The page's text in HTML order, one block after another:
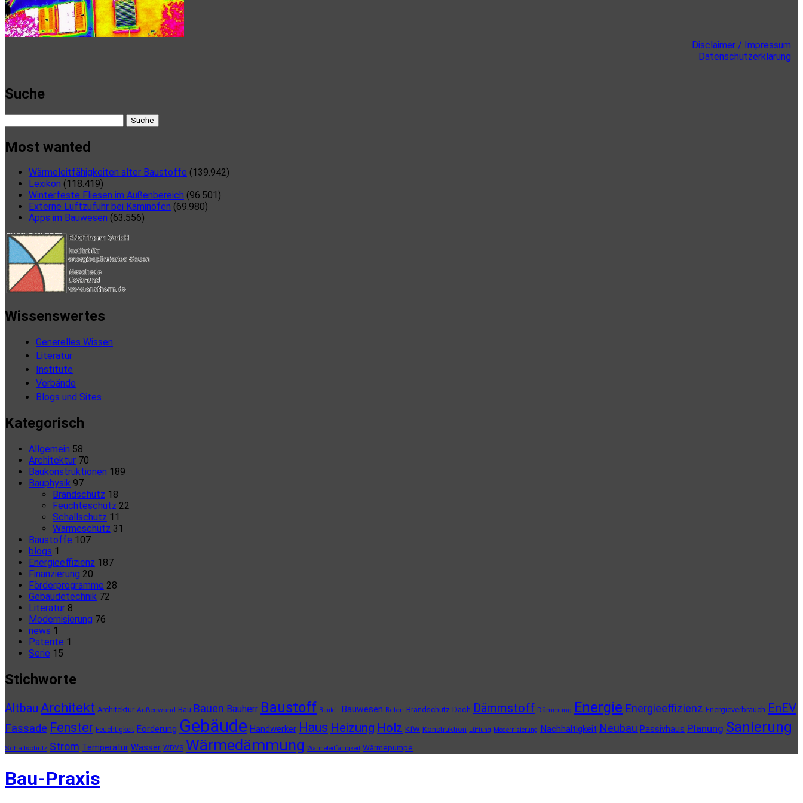
Disclaimer / Impressum
Datenschutzerklärung
Suche
nach:
Most wanted
Wärmeleitfähigkeiten alter Baustoffe (139.942)
Lexikon (118.419)
Winterfeste Fliesen im Außenbereich (96.501)
Externe Luftzufuhr bei Kaminöfen (69.980)
Apps im Bauwesen (63.556)
Wissenswertes
Generelles Wissen
Literatur
Institute
Verbände
Blogs und Sites
Kategorisch
Allgemein 58
Architektur 70
Baukonstruktionen 189
Bauphysik 97
Brandschutz 18
Feuchteschutz 22
Schallschutz 11
Wärmeschutz 31
Baustoffe 107
blogs 1
Energieeffizienz 187
Finanzierung 20
Förderprogramme 28
Gebäudetechnik 72
Literatur 8
Modernisierung 76
news 1
Patente 1
Serie 15
Stichworte
Altbau Architekt Architektur Außenwand Bau Bauen Bauherr Baustoff Bauteil Bauwesen Beton Brandschutz Dach Dämmstoff Dämmung Energie Energieeffizienz Energieverbrauch EnEV
Fassade Fenster Feuchtigkeit Förderung Gebäude Handwerker Haus Heizung Holz KfW Konstruktion Lüftung Modernisierung Nachhaltigkeit Neubau Passivhaus Planung Sanierung
Schallschutz Strom Temperatur Wasser WDVS Wärmedämmung Wärmeleitfähigkeit Wärmepumpe
Bau-Praxis